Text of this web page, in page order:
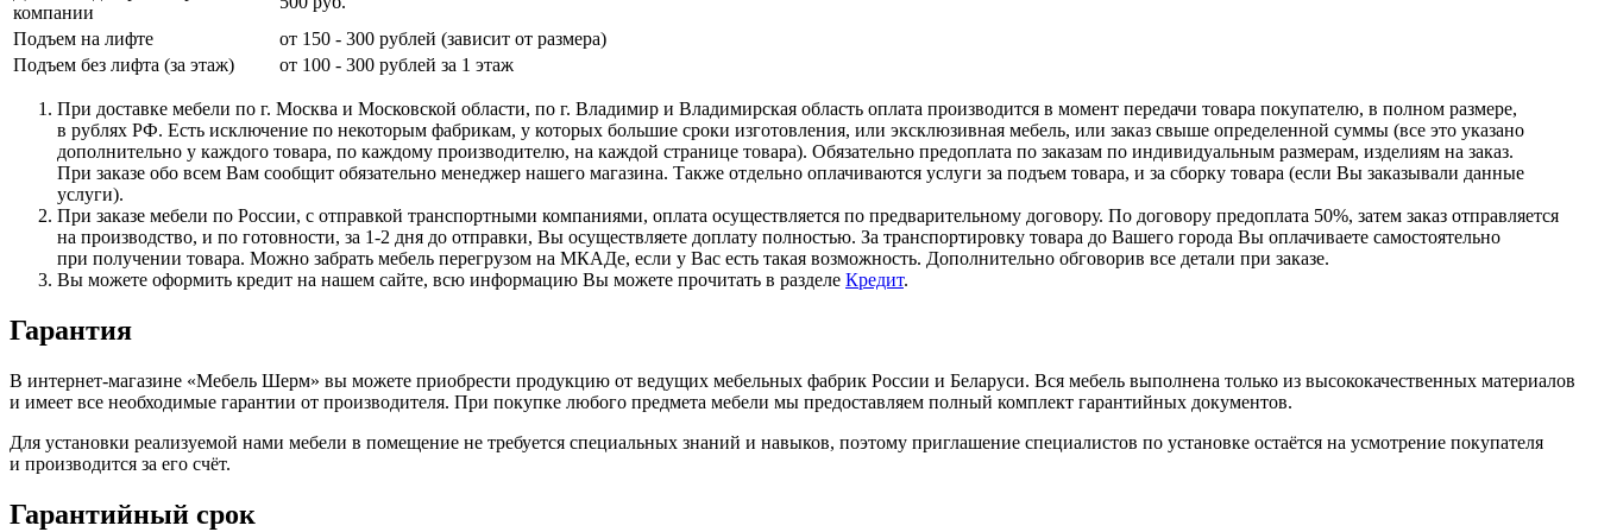
компании
Подъем на лифте
от 150 - 300 рублей (зависит от размера)
Подъем без лифта (за этаж)
от 100 - 300 рублей за 1 этаж
При доставке мебели по г. Москва и Московской области, по г. Владимир и Владимирская область оплата производится в момент передачи товара покупателю, в полном размере,
в рублях РФ. Есть исключение по некоторым фабрикам, у которых большие сроки изготовления, или эксклюзивная мебель, или заказ свыше определенной суммы (все это указано
дополнительно у каждого товара, по каждому производителю, на каждой странице товара). Обязательно предоплата по заказам по индивидуальным размерам, изделиям на заказ.
При заказе обо всем Вам сообщит обязательно менеджер нашего магазина. Также отдельно оплачиваются услуги за подъем товара, и за сборку товара (если Вы заказывали данные
услуги).
При заказе мебели по России, с отправкой транспортными компаниями, оплата осуществляется по предварительному договору. По договору предоплата 50%, затем заказ отправляется
на производство, и по готовности, за 1-2 дня до отправки, Вы осуществляете доплату полностью. За транспортировку товара до Вашего города Вы оплачиваете самостоятельно
при получении товара. Можно забрать мебель перегрузом на МКАДе, если у Вас есть такая возможность. Дополнительно обговорив все детали при заказе.
Вы можете оформить кредит на нашем сайте, всю информацию Вы можете прочитать в разделе Кредит.
Гарантия
В интернет-магазине «Мебель Шерм» вы можете приобрести продукцию от ведущих мебельных фабрик России и Беларуси. Вся мебель выполнена только из высококачественных материалов
и имеет все необходимые гарантии от производителя. При покупке любого предмета мебели мы предоставляем полный комплект гарантийных документов.
Для установки реализуемой нами мебели в помещение не требуется специальных знаний и навыков, поэтому приглашение специалистов по установке остаётся на усмотрение покупателя
и производится за его счёт.
Гарантийный срок